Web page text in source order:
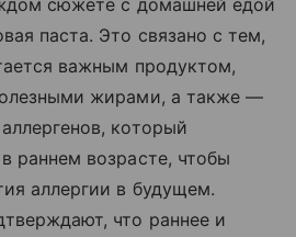
сюжете с домашней едой
паста. Это связано с тем,
важным продуктом,
жирами, а также —
который
раннем возрасте, чтобы
аллергии в будущем.
что раннее и